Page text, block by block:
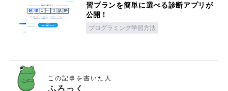
習プランを簡単に選べる診断アプリが
公開！
プログラミング学習方法
この記事を書いた人
ふろっく